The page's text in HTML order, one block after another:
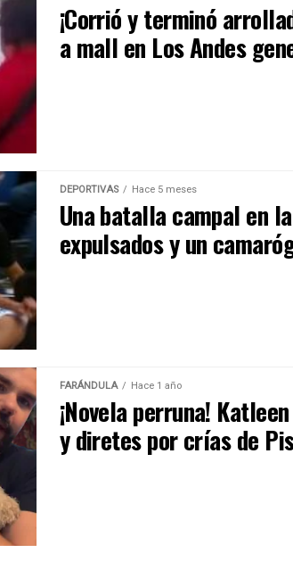
¡Corrió y terminó
a mall en Los Andes
DEPORTIVAS Hace 5 meses
Una batalla campal en
expulsados y un
FARÁNDULA Hace 1 año
¡Novela perruna!
y diretes por crías de